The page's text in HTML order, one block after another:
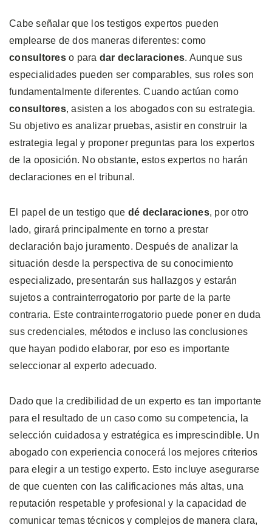
Cabe señalar que los testigos expertos pueden
emplearse de dos maneras diferentes: como
consultoreso para dar declaraciones. Aunque sus
especialidades pueden ser comparables, sus roles son
fundamentalmente diferentes. Cuando actúan como
consultores, asisten a los abogados con su estrategia.
Su objetivo es analizar pruebas, asistir en construir la
estrategia legal y proponer preguntas para los expertos
de la oposición. No obstante, estos expertos no harán
declaraciones en el tribunal.
El papel de un testigo que dé declaraciones, por otro
lado, girará principalmente en torno a prestar
declaración bajo juramento. Después de analizar la
situación desde la perspectiva de su conocimiento
especializado, presentarán sus hallazgos y estarán
sujetos a contrainterrogatorio por parte de la parte
contraria. Este contrainterrogatorio puede poner en duda
sus credenciales, métodos e incluso las conclusiones
que hayan podido elaborar, por eso es importante
seleccionar al experto adecuado.
Dado que la credibilidad de un experto es tan importante
para el resultado de un caso como su competencia, la
selección cuidadosa y estratégica es imprescindible. Un
abogado con experiencia conocerá los mejores criterios
para elegir a un testigo experto. Esto incluye asegurarse
de que cuenten con las calificaciones más altas, una
reputación respetable y profesional y la capacidad de
comunicar temas técnicos y complejos de manera clara,